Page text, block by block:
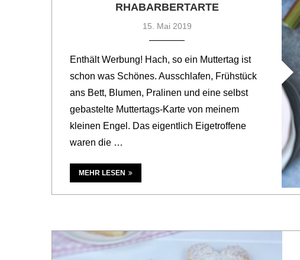
RHABARBERTARTE
15. Mai 2019
Enthält Werbung! Hach, so ein Muttertag ist
schon was Schönes. Ausschlafen, Frühstück
ans Bett, Blumen, Pralinen und eine selbst
gebastelte Muttertags-Karte von meinem
kleinen Engel. Das eigentlich Eigetroffene
waren die …
MEHR LESEN